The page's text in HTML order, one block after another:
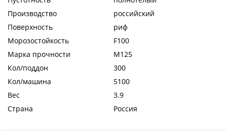
Производство
российский
Поверхность
риф
Морозостойкость
F100
Марка прочности
М125
Кол/поддон
300
Кол/машина
5100
Вес
3.9
Страна
Россия